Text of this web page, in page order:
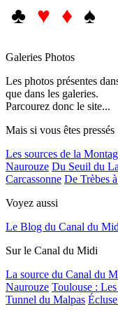
♣ ♥ ♦ ♠
Galeries Photos
Les photos présentes
que dans les galeries.
Parcourez donc le site...
Mais si vous êtes pressés
Les sources de la
Naurouze Du Seuil du
Carcassonne De Trèbes
Voyez aussi
Le Blog du Canal du
Sur le Canal du Midi
La source du Canal du
Naurouze Toulouse :
Tunnel du Malpas